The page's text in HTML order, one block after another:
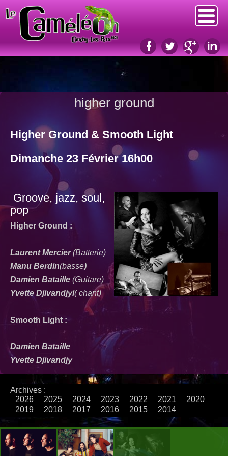
higher ground
Higher Ground & Smooth Light
Dimanche 23 Février 16h00
Groove, jazz, soul,
pop
Higher Ground :
Laurent Mercier(Batterie)
Manu Berdin(basse)
Damien Bataille (Guitare)
Yvette Djivandjyi( chant)
Smooth Light :
Damien Bataille
Yvette Djivandjy
Archives :
2026
2025 2024 2023 2022 2021
2020
2019
2018 2017 2016 2015 2014